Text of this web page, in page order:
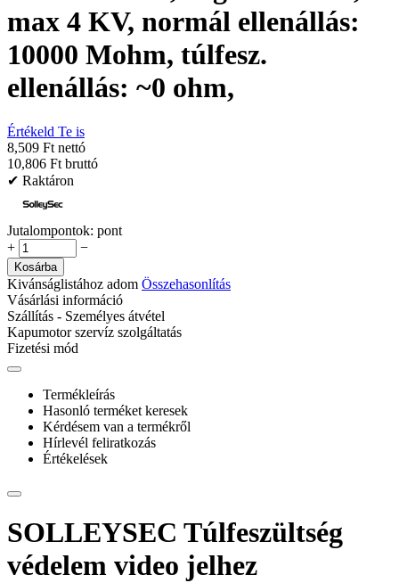
max 4 KV, normál ellenállás:
10000 Mohm, túlfesz.
ellenállás: ~0 ohm,
Értékeld Te is
8,509 Ft nettó
10,806 Ft bruttó
✔ Raktáron
Jutalompontok: pont
+
−
Kosárba
Kivánságlistához adom Összehasonlítás
Vásárlási információ
Szállítás - Személyes átvétel
Kapumotor szervíz szolgáltatás
Fizetési mód
Termékleírás
Hasonló terméket keresek
Kérdésem van a termékről
Hírlevél feliratkozás
Értékelések
SOLLEYSEC Túlfeszültség
védelem video jelhez